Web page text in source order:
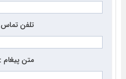
تلفن
متن پیغام :